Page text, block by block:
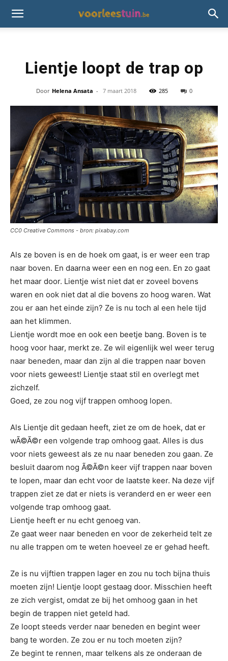
Lientje loopt de trap op
Door Helena Ansata - 7 maart 2018 285 0
CC0 Creative Commons - bron: pixabay.com
Als ze boven is en de hoek om gaat, is er weer een trap
naar boven. En daarna weer een en nog een. En zo gaat
het maar door. Lientje wist niet dat er zoveel bovens
waren en ook niet dat al die bovens zo hoog waren. Wat
zou er aan het einde zijn? Ze is nu toch al een hele tijd
aan het klimmen.
Lientje wordt moe en ook een beetje bang. Boven is te
hoog voor haar, merkt ze. Ze wil eigenlijk wel weer terug
naar beneden, maar dan zijn al die trappen naar boven
voor niets geweest! Lientje staat stil en overlegt met
zichzelf.
Goed, ze zou nog vijf trappen omhoog lopen.
Als Lientje dit gedaan heeft, ziet ze om de hoek, dat er
wÃ©Ã©r een volgende trap omhoog gaat. Alles is dus
voor niets geweest als ze nu naar beneden zou gaan. Ze
besluit daarom nog Ã©Ã©n keer vijf trappen naar boven
te lopen, maar dan echt voor de laatste keer. Na deze vijf
trappen ziet ze dat er niets is veranderd en er weer een
volgende trap omhoog gaat.
Lientje heeft er nu echt genoeg van.
Ze gaat weer naar beneden en voor de zekerheid telt ze
nu alle trappen om te weten hoeveel ze er gehad heeft.
Ze is nu vijftien trappen lager en zou nu toch bijna thuis
moeten zijn! Lientje loopt gestaag door. Misschien heeft
ze zich vergist, omdat ze bij het omhoog gaan in het
begin de trappen niet geteld had.
Ze loopt steeds verder naar beneden en begint weer
bang te worden. Ze zou er nu toch moeten zijn?
Ze begint te rennen, maar telkens als ze onderaan de